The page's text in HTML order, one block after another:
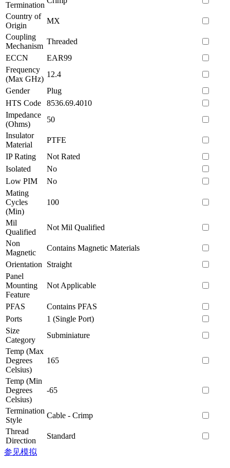
Termination
Country of
Origin
MX
Coupling
Mechanism
Threaded
ECCN
EAR99
Frequency
(Max GHz)
12.4
Gender
Plug
HTS Code
8536.69.4010
Impedance
(Ohms)
50
Insulator
Material
PTFE
IP Rating
Not Rated
Isolated
No
Low PIM
No
Mating
Cycles
(Min)
100
Mil
Qualified
Not Mil Qualified
Non
Magnetic
Contains Magnetic Materials
Orientation
Straight
Panel
Mounting
Feature
Not Applicable
PFAS
Contains PFAS
Ports
1 (Single Port)
Size
Category
Subminiature
Temp (Max
Degrees
Celsius)
165
Temp (Min
Degrees
Celsius)
-65
Termination
Style
Cable - Crimp
Thread
Direction
Standard
参见模拟